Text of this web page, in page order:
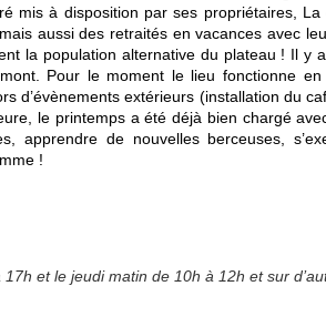
mis à disposition par ses propriétaires,
aussi des retraités en vacances avec
la population alternative du plateau ! Il y
Pour le moment le lieu fonctionne
d’évènements extérieurs (installation du
le printemps a été déjà bien chargé
apprendre de nouvelles berceuses,
!
et le jeudi matin de 10h à 12h et sur